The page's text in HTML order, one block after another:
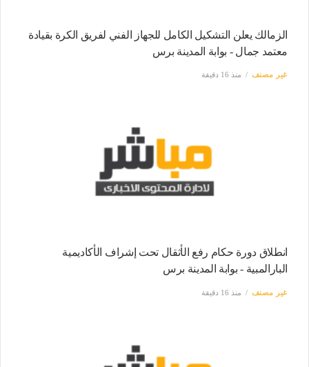
الزمالك يعلن التشكيل الكامل للجهاز الفني لفريق الكرة بقيادة
معتمد جمال - بوابة المدينة برس
غير مصنف منذ 16 دقيقة
انطلاق دورة حكام رفع الأثقال تحت إشراف الأكاديمية
البارالمبية - بوابة المدينة برس
غير مصنف منذ 16 دقيقة